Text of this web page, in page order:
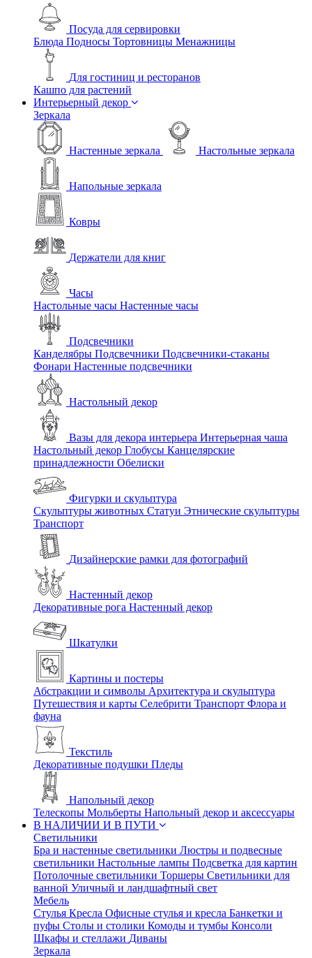
Посуда для сервировки
Блюда Подносы Тортовницы Менажницы
Для гостиниц и ресторанов
Кашпо для растений
Интерьерный декор
Зеркала
Настенные зеркала Настольные зеркала
Напольные зеркала
Ковры
Держатели для книг
Часы
Настольные часы Настенные часы
Подсвечники
Канделябры Подсвечники Подсвечники-стаканы
Фонари Настенные подсвечники
Настольный декор
Вазы для декора интерьера Интерьерная чаша
Настольный декор Глобусы Канцелярские
принадлежности Обелиски
Фигурки и скульптура
Скульптуры животных Статуи Этнические скульптуры
Транспорт
Дизайнерские рамки для фотографий
Настенный декор
Декоративные рога Настенный декор
Шкатулки
Картины и постеры
Абстракции и символы Архитектура и скульптура
Путешествия и карты Селебрити Транспорт Флора и
фауна
Текстиль
Декоративные подушки Пледы
Напольный декор
Телескопы Мольберты Напольный декор и аксессуары
В НАЛИЧИИ И В ПУТИ
Светильники
Бра и настенные светильники Люстры и подвесные
светильники Настольные лампы Подсветка для картин
Потолочные светильники Торшеры Светильники для
ванной Уличный и ландшафтный свет
Мебель
Стулья Кресла Офисные стулья и кресла Банкетки и
пуфы Столы и столики Комоды и тумбы Консоли
Шкафы и стеллажи Диваны
Зеркала